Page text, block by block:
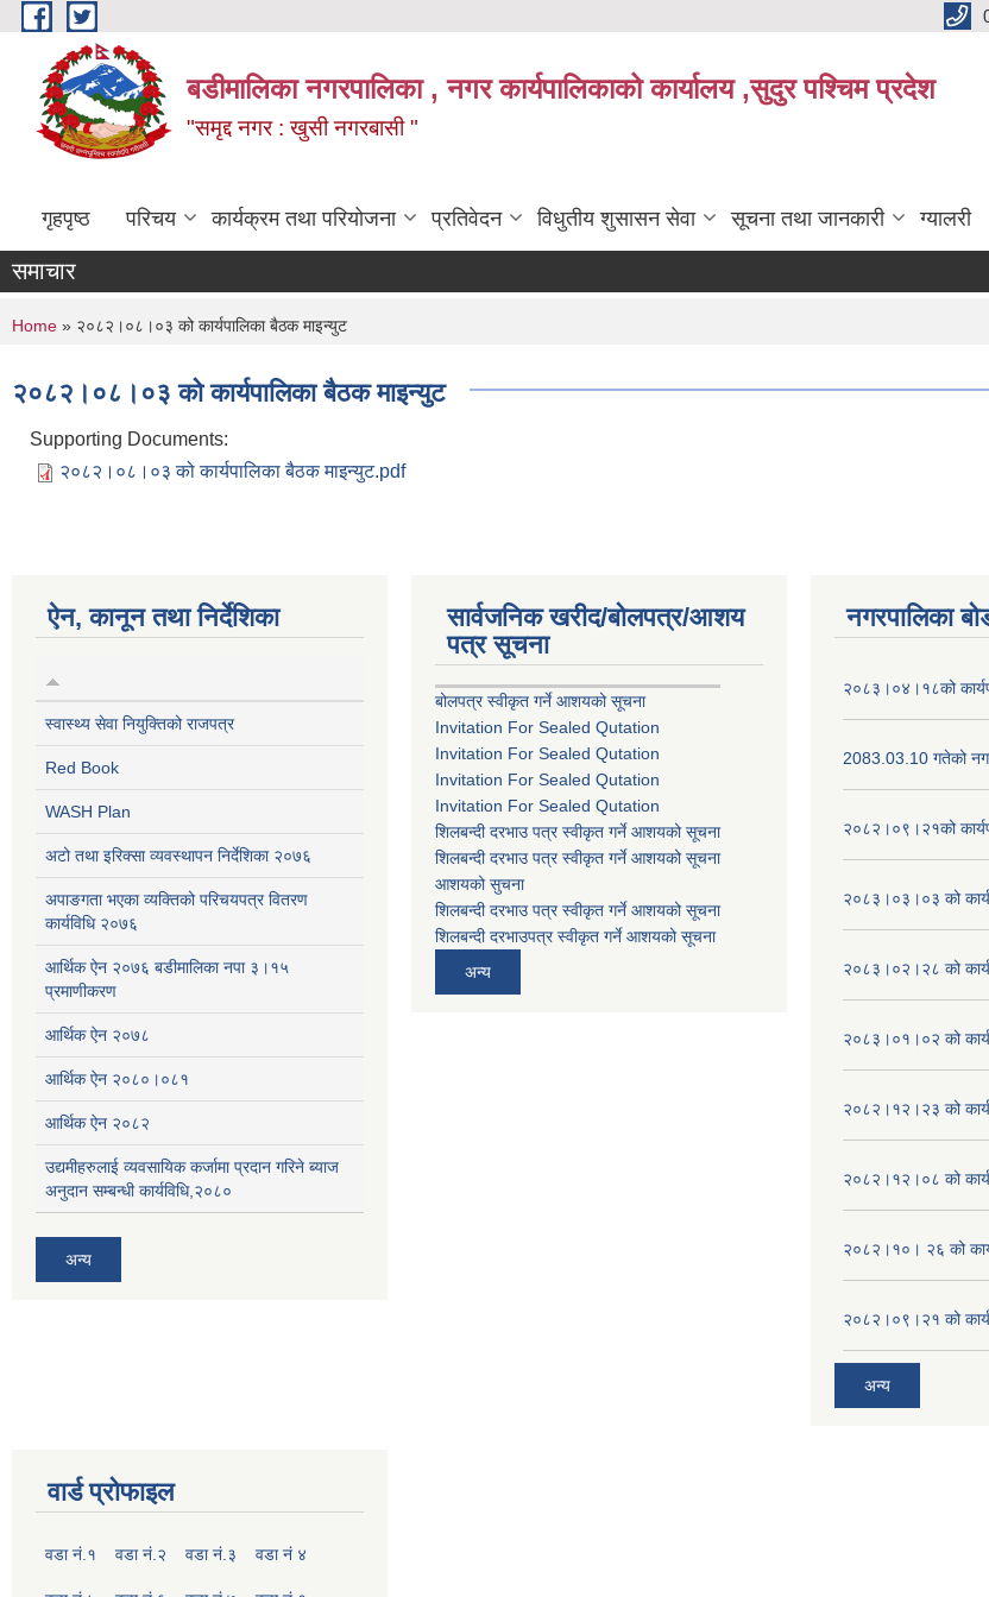
Skip to main content
बडीमालिका नगरपालिका , नगर कार्यपालिकाको कार्यालय ,सुदुर पश्चिम प्रदेश
"समृद्द नगर : खुसी नगरबासी "
गृहपृष्ठ परिचय कार्यक्रम तथा परियोजना प्रतिवेदन विधुतीय शुसासन सेवा सूचना तथा जानकारी ग्यालरी
समाचार
You are here
Home » २०८२।०८।०३ को कार्यपालिका बैठक माइन्युट
२०८२।०८।०३ को कार्यपालिका बैठक माइन्युट
Supporting Documents:
२०८२।०८।०३ को कार्यपालिका बैठक माइन्युट.pdf
ऐन, कानून तथा निर्देशिका
स्वास्थ्य सेवा नियुक्तिको राजपत्र
Red Book
WASH Plan
अटो तथा इरिक्सा व्यवस्थापन निर्देशिका २०७६
अपाङगता भएका व्यक्तिको परिचयपत्र वितरण
कार्यविधि २०७६
आर्थिक ऐन २०७६ बडीमालिका नपा ३।१५
प्रमाणीकरण
आर्थिक ऐन २०७८
आर्थिक ऐन २०८०।०८१
आर्थिक ऐन २०८२
उद्यमीहरुलाई व्यवसायिक कर्जामा प्रदान गरिने ब्याज
अनुदान सम्बन्धी कार्यविधि,२०८०
अन्य
सार्वजनिक खरीद/बोलपत्र/आशय
पत्र सूचना
बोलपत्र स्वीकृत गर्ने आशयको सूचना
Invitation For Sealed Qutation
Invitation For Sealed Qutation
Invitation For Sealed Qutation
Invitation For Sealed Qutation
शिलबन्दी दरभाउ पत्र स्वीकृत गर्ने आशयको सूचना
शिलबन्दी दरभाउ पत्र स्वीकृत गर्ने आशयको सूचना
आशयको सुचना
शिलबन्दी दरभाउ पत्र स्वीकृत गर्ने आशयको सूचना
शिलबन्दी दरभाउपत्र स्वीकृत गर्ने आशयको सूचना
अन्य
नगरपालिका
२०८३।०४।१८को
2083.03.10 गतेको
२०८२।०९।२१को
२०८३।०३।०३ को
२०८३।०२।२८ को
२०८३।०१।०२ को
२०८२।१२।२३ को
२०८२।१२।०८ को
२०८२।१०। २६ को
२०८२।०९।२१ को
अन्य
वार्ड प्रोफाइल
वडा नं.१ वडा नं.२ वडा नं.३ वडा नं ४